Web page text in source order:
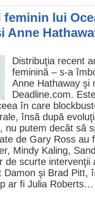
lui
Anne
Distribuţia recent
feminină – s-a
Anne Hathaway şi
Deadline.com.
în care
însă după
, nu putem decât să
de Gary Ross
, Mindy Kaling,
de scurte
Damon şi Brad Pitt,
ar fi Julia